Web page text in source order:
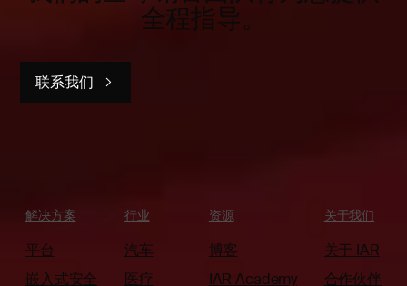
全程指导。
联系我们
解决方案
平台
嵌入式安全
行业
汽车
医疗
资源
博客
IAR Academy
关于我们
关于 IAR
合作伙伴